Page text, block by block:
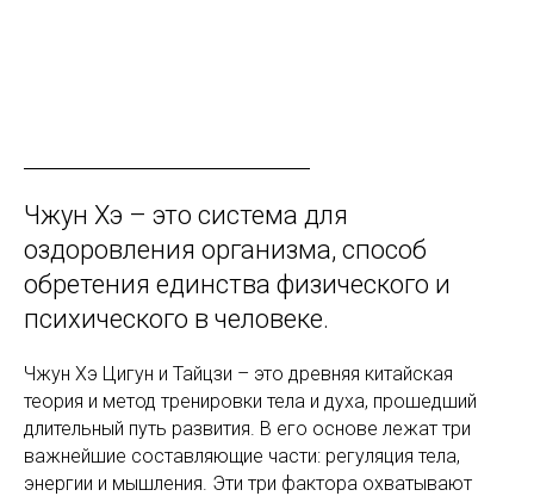
Чжун Хэ – это система для
оздоровления организма, способ
обретения единства физического и
психического в человеке.
Чжун Хэ Цигун и Тайцзи – это древняя китайская
теория и метод тренировки тела и духа, прошедший
длительный путь развития. В его основе лежат три
важнейшие составляющие части: регуляция тела,
энергии и мышления. Эти три фактора охватывают